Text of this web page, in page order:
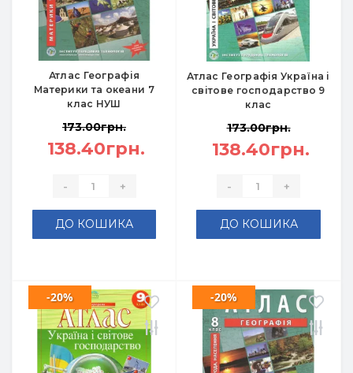
Атлас Географія
Материки та океани 7
клас НУШ
173.00грн.
138.40грн.
- +
ДО КОШИКА
Атлас Географія Україна і
світове господарство 9
клас
173.00грн.
138.40грн.
- +
ДО КОШИКА
-20% -20%